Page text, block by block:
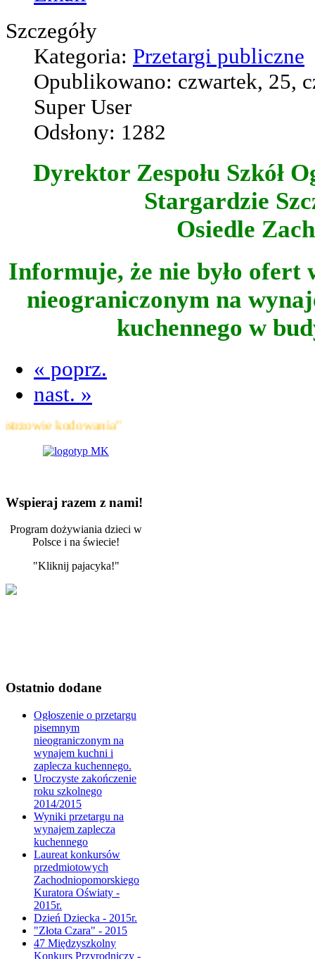
Szczegóły
Kategoria: Przetargi publiczne
Opublikowano: czwartek, 25,
Super User
Odsłony: 1282
Dyrektor Zespołu Szkół
Stargardzie
Osiedle
Informuje, że nie było ofert
nieograniczonym na
kuchennego w
« poprz.
nast. »
kodowania"
Wspieraj razem z nami!
Program dożywiania dzieci w
Polsce i na świecie!
"Kliknij pajacyka!"
Ostatnio dodane
Ogłoszenie o przetargu
pisemnym
nieograniczonym na
wynajem kuchni i
zaplecza kuchennego.
Uroczyste zakończenie
roku szkolnego
2014/2015
Wyniki przetargu na
wynajem zaplecza
kuchennego
Laureat konkursów
przedmiotowych
Zachodniopomorskiego
Kuratora Oświaty -
2015r.
Dzień Dziecka - 2015r.
"Złota Czara" - 2015
47 Międzyszkolny
Konkurs Przyrodniczy -